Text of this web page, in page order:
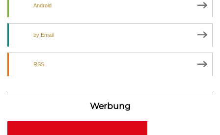
Android
by Email
RSS
Werbung